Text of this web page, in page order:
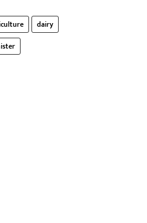
dairy